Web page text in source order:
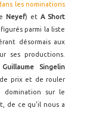
les nominations
Neyef) et A Short
parmi la liste
désormais aux
ses productions.
Guillaume Singelin
prix et de rouler
domination sur le
de ce qu'il nous a